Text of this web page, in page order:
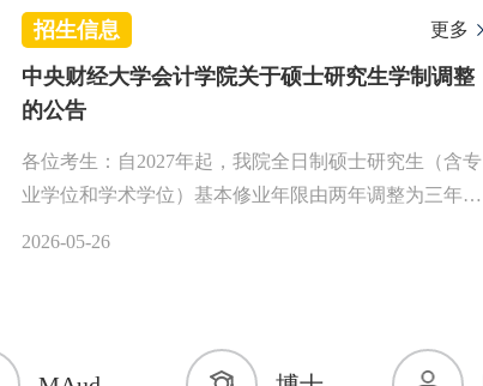
招生信息 更多
中央财经大学会计学院关于硕士研究生学制调整
的公告
各位考生：自2027年起，我院全日制硕士研究生（含专
业学位和学术学位）基本修业年限由两年调整为三年；
2026-05-26